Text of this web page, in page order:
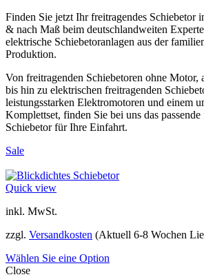
Finden Sie jetzt Ihr freitragendes Schiebetor
& nach Maß beim deutschlandweiten
elektrische Schiebetoranlagen aus der
Produktion.
Von freitragenden Schiebetoren ohne Motor,
bis hin zu elektrischen freitragenden
leistungsstarken Elektromotoren und einem
Komplettset, finden Sie bei uns das passende
Schiebetor für Ihre Einfahrt.
Sale
Quick view
inkl. MwSt.
zzgl. Versandkosten (Aktuell 6-8 Wochen
Wählen Sie eine Option
Close